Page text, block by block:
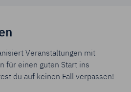
Veranstaltungen mit
für einen guten Start ins
du auf keinen Fall verpassen!